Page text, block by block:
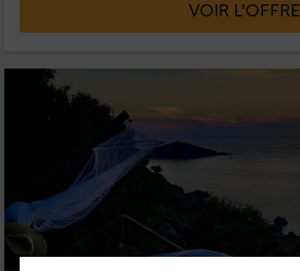
VOIR L’OFFRE